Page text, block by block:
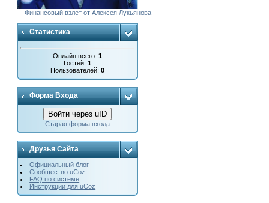
Финансовый взлет от Алексея Лукьянова
Статистика
Онлайн всего:1
Гостей:1
Пользователей:0
Форма Входа
Войти через uID
Старая форма входа
Друзья Сайта
Официальный блог
Сообщество uCoz
FAQ по системе
Инструкции для uCoz